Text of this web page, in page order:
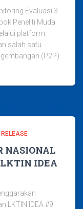
Evaluasi 3
Peneliti Muda
platform
salah satu
(P2P)
NASIONAL
IDEA
LKTIN IDEA #9